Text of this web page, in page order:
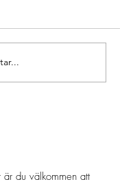
du välkommen att